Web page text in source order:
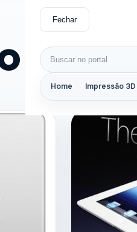
Fechar
Buscar por:
Home Impressão 3D
ipad